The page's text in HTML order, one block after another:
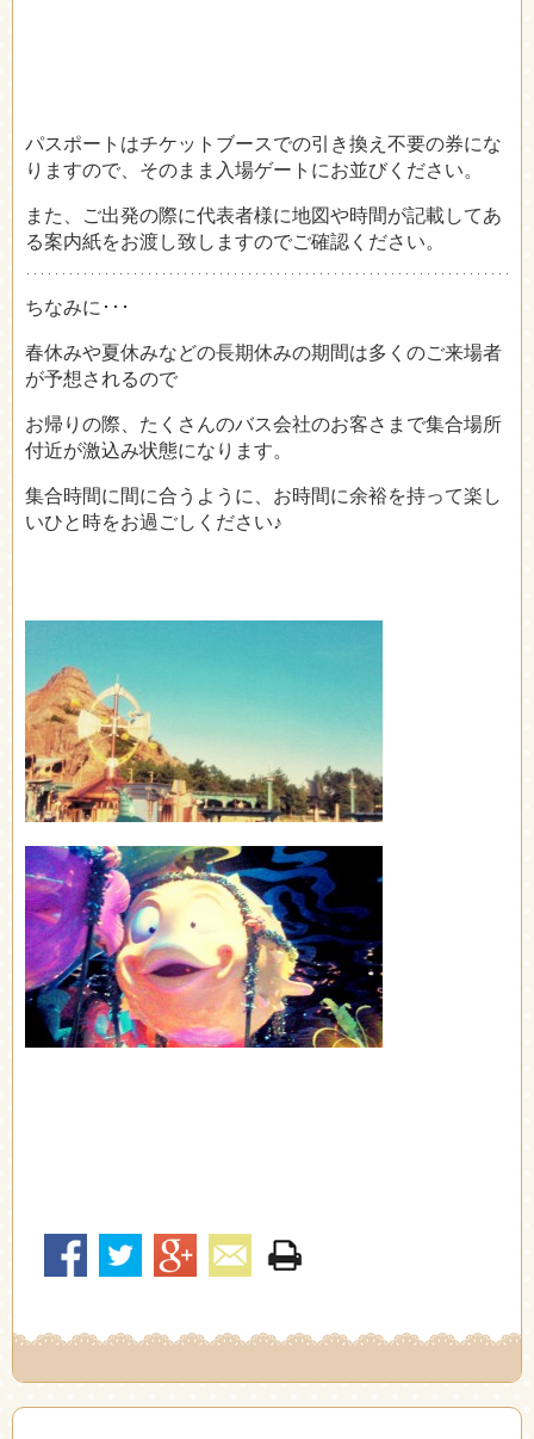
パスポートはチケットブースでの引き換え不要の券にな
りますので、そのまま入場ゲートにお並びください。
また、ご出発の際に代表者様に地図や時間が記載してあ
る案内紙をお渡し致しますのでご確認ください。
ちなみに･･･
春休みや夏休みなどの長期休みの期間は多くのご来場者
が予想されるので
お帰りの際、たくさんのバス会社のお客さまで集合場所
付近が激込み状態になります。
集合時間に間に合うように、お時間に余裕を持って楽し
いひと時をお過ごしください♪